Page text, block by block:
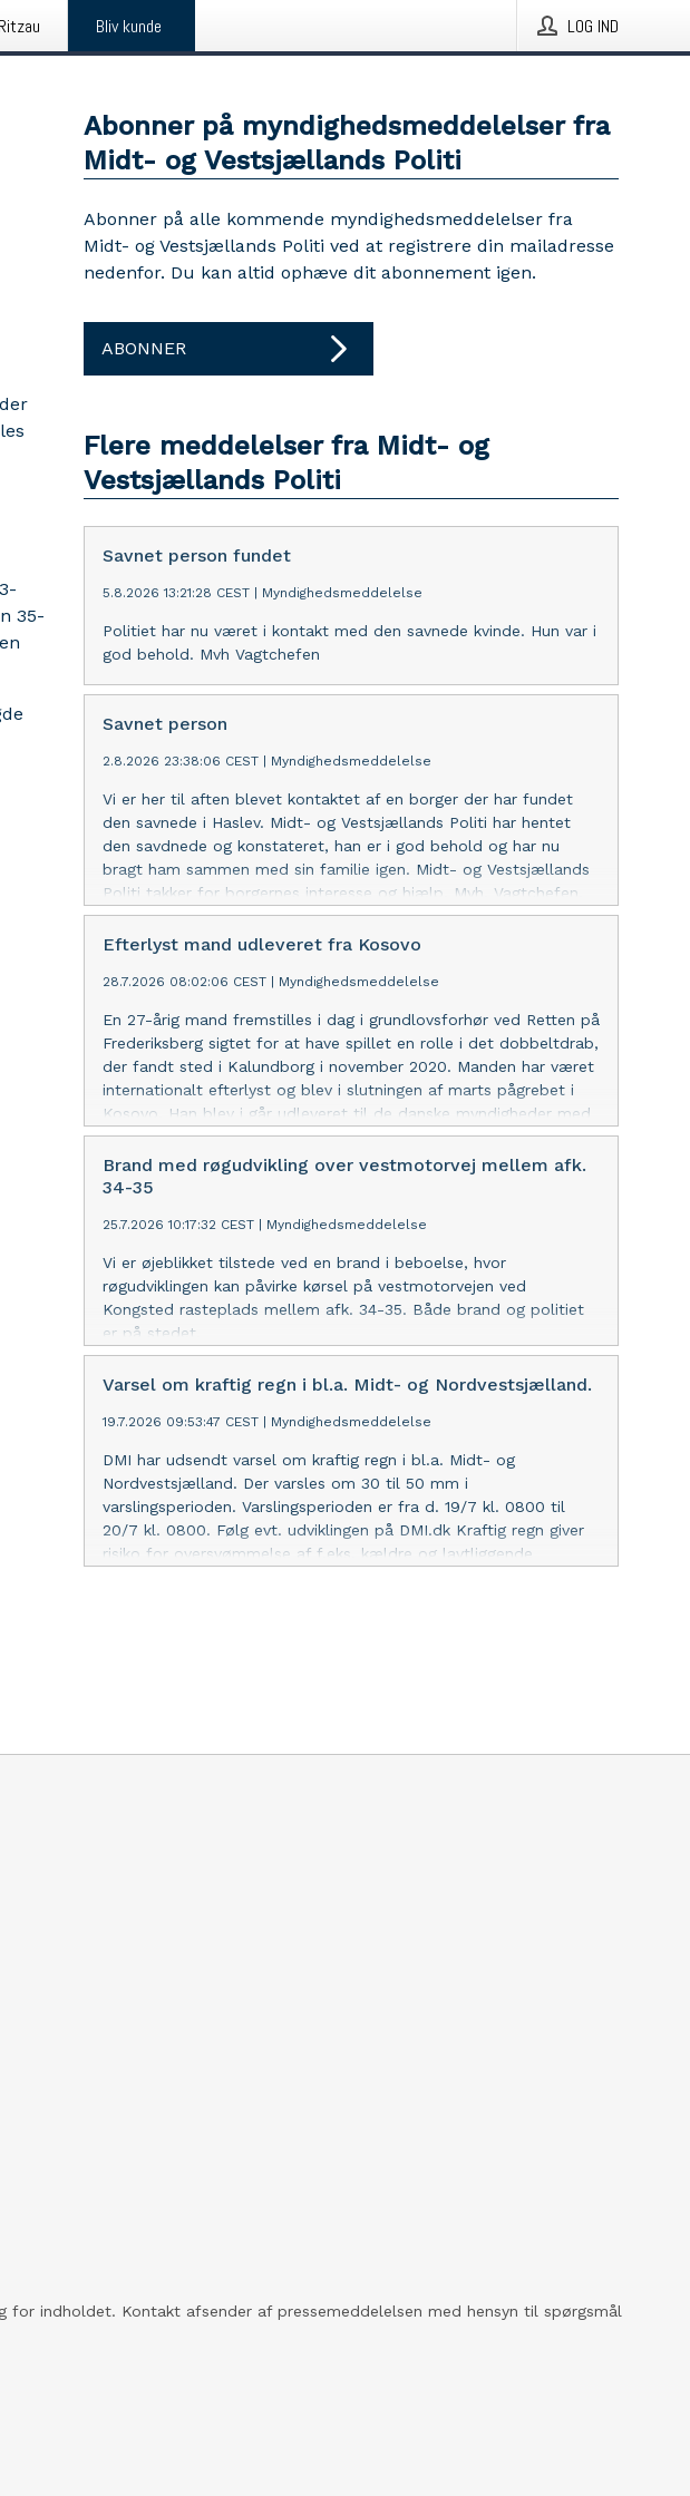
Bliv kunde LOG IND
35-
Abonner på myndighedsmeddelelser fra
Midt- og Vestsjællands Politi
Abonner på alle kommende myndighedsmeddelelser fra
Midt- og Vestsjællands Politi ved at registrere din mailadresse
nedenfor. Du kan altid ophæve dit abonnement igen.
ABONNER
Flere meddelelser fra Midt- og
Vestsjællands Politi
Savnet person fundet
5.8.2026 13:21:28 CEST Myndighedsmeddelelse
Politiet har nu været i kontakt med den savnede kvinde. Hun var i
god behold. Mvh Vagtchefen
Savnet person
2.8.2026 23:38:06 CEST Myndighedsmeddelelse
Vi er her til aften blevet kontaktet af en borger der har fundet
den savnede i Haslev. Midt- og Vestsjællands Politi har hentet
den savdnede og konstateret, han er i god behold og har nu
bragt ham sammen med sin familie igen. Midt- og Vestsjællands
Politi takker for borgernes interesse og hjælp. Mvh. Vagtchefen.
Efterlyst mand udleveret fra Kosovo
28.7.2026 08:02:06 CEST Myndighedsmeddelelse
En 27-årig mand fremstilles i dag i grundlovsforhør ved Retten på
Frederiksberg sigtet for at have spillet en rolle i det dobbeltdrab,
der fandt sted i Kalundborg i november 2020. Manden har været
internationalt efterlyst og blev i slutningen af marts pågrebet i
Kosovo. Han blev i går udleveret til de danske myndigheder med
hjælp fra NSK. For yderligere om dagens grundlovsforhør
henvises der til pressemeddelelse udsendt af Københavns Politi.
Brand med røgudvikling over vestmotorvej mellem afk.
34-35
25.7.2026 10:17:32 CEST Myndighedsmeddelelse
Vi er øjeblikket tilstede ved en brand i beboelse, hvor
røgudviklingen kan påvirke kørsel på vestmotorvejen ved
Kongsted rasteplads mellem afk. 34-35. Både brand og politiet
er på stedet.
Varsel om kraftig regn i bl.a. Midt- og Nordvestsjælland.
19.7.2026 09:53:47 CEST Myndighedsmeddelelse
DMI har udsendt varsel om kraftig regn i bl.a. Midt- og
Nordvestsjælland. Der varsles om 30 til 50 mm i
varslingsperioden. Varslingsperioden er fra d. 19/7 kl. 0800 til
20/7 kl. 0800. Følg evt. udviklingen på DMI.dk Kraftig regn giver
risiko for oversvømmelse af f.eks. kældre og lavtliggende
indholdet. Kontakt afsender af pressemeddelelsen med hensyn til spørgsmål